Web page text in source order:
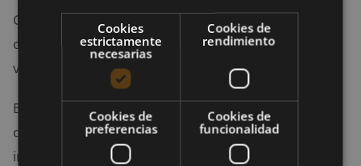
Generalmente, el socio comparte los mismos
objetivos que tú y se identifica con tu visión, tus
valores y tus aspiraciones.
El socio no necesariamente debe ser el cofundador
de la empresa, puede ser también una persona
interna que le tengas mucha confianza y conozcas
Cookies
estrictamente
necesarias
Cookies de
rendimiento
Cookies de
preferencias
Cookies de
funcionalidad